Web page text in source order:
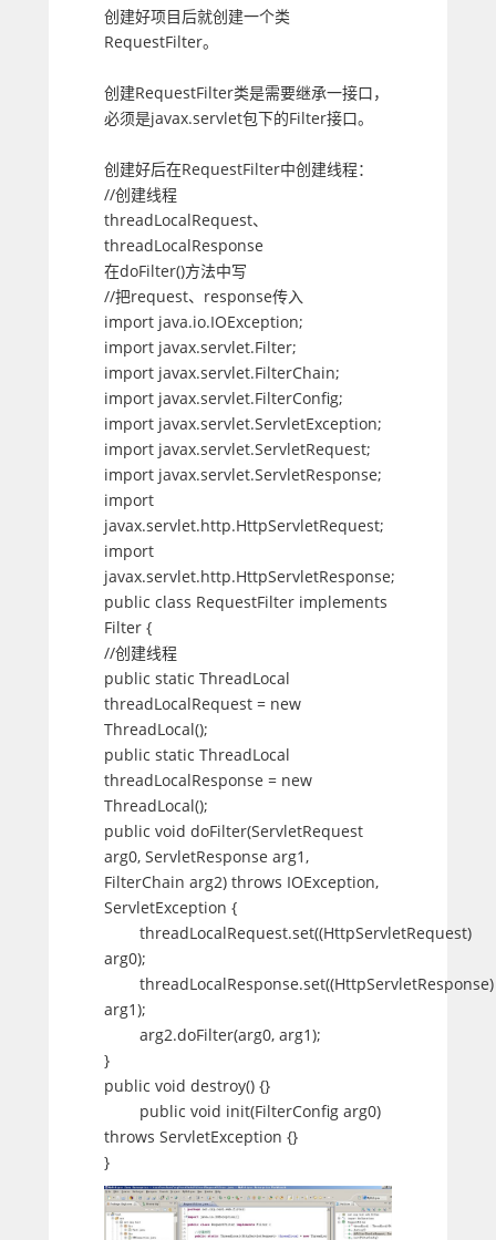
创建好项目后就创建一个类
RequestFilter。
创建RequestFilter类是需要继承一接口，
必须是javax.servlet包下的Filter接口。
创建好后在RequestFilter中创建线程：
//创建线程
threadLocalRequest、
threadLocalResponse
在doFilter()方法中写
//把request、response传入
import java.io.IOException;
import javax.servlet.Filter;
import javax.servlet.FilterChain;
import javax.servlet.FilterConfig;
import javax.servlet.ServletException;
import javax.servlet.ServletRequest;
import javax.servlet.ServletResponse;
import
javax.servlet.http.HttpServletRequest;
import
javax.servlet.http.HttpServletResponse;
public class RequestFilter implements
Filter {
//创建线程
public static ThreadLocal
threadLocalRequest = new
ThreadLocal();
public static ThreadLocal
threadLocalResponse = new
ThreadLocal();
public void doFilter(ServletRequest
arg0, ServletResponse arg1,
FilterChain arg2) throws IOException,
ServletException {
threadLocalRequest.set((HttpServletRequest)
arg0);
threadLocalResponse.set((HttpServletResponse)
arg1);
arg2.doFilter(arg0, arg1);
}
public void destroy() {}
public void init(FilterConfig arg0)
throws ServletException {}
}